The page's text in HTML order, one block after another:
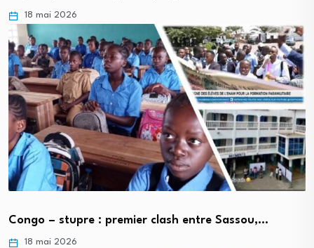
18 mai 2026
Congo – stupre : premier clash entre Sassou,…
18 mai 2026